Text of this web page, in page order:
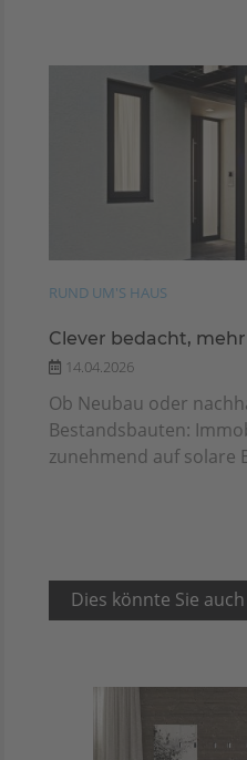
RUND UM'S HAUS
Clever bedacht,
14.04.2026
Ob Neubau oder
Bestandsbauten:
zunehmend auf solare
Dies könnte Sie